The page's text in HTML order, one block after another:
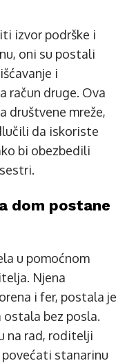
izvor podrške i
oni su postali
i
račun druge. Ova
društvene mreže,
da iskoriste
bi obezbedili
dom postane
u pomoćnom
Njena
i fer, postala je
ostala bez posla.
na rad, roditelji
povećati stanarinu